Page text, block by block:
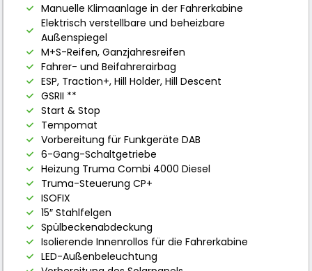
Manuelle Klimaanlage in der Fahrerkabine
Elektrisch verstellbare und beheizbare
Außenspiegel
M+S-Reifen, Ganzjahresreifen
Fahrer- und Beifahrerairbag
ESP, Traction+, Hill Holder, Hill Descent
GSRII **
Start & Stop
Tempomat
Vorbereitung für Funkgeräte DAB
6-Gang-Schaltgetriebe
Heizung Truma Combi 4000 Diesel
Truma-Steuerung CP+
ISOFIX
15″ Stahlfelgen
Spülbeckenabdeckung
Isolierende Innenrollos für die Fahrerkabine
LED-Außenbeleuchtung